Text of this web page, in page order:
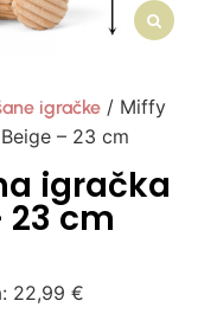
igračke / Miffy
– 23 cm
igračka
23 cm
22,99€